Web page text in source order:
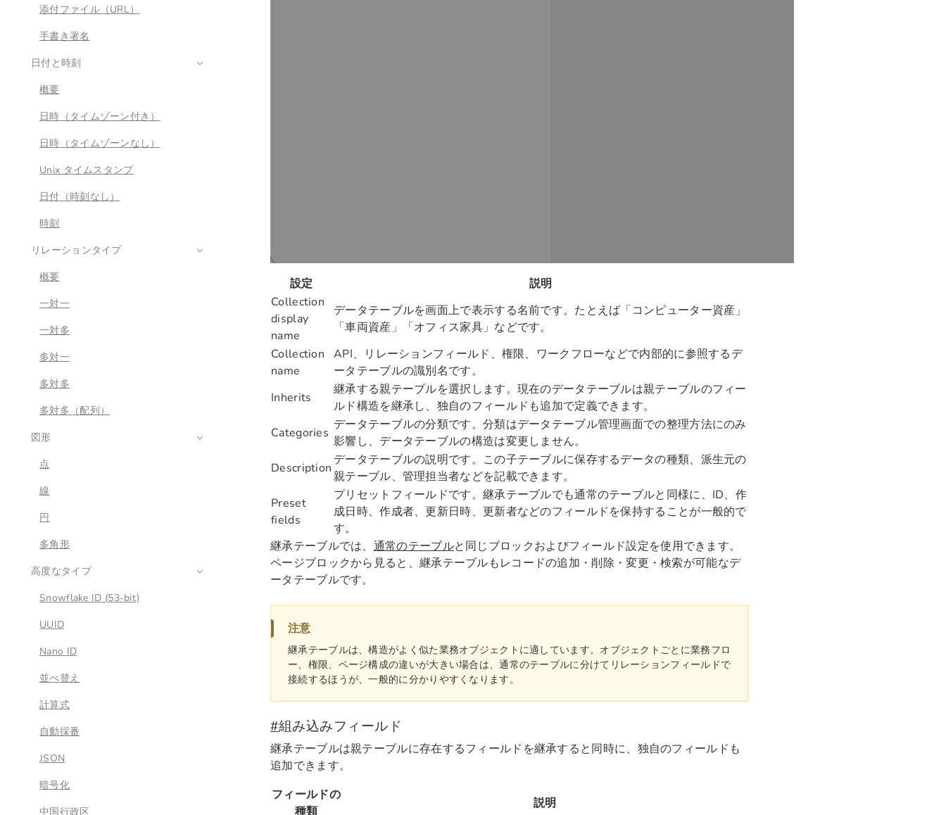
添付ファイル（URL）
手書き署名
日付と時刻
概要
日時（タイムゾーン付き）
日時（タイムゾーンなし）
Unix タイムスタンプ
日付（時刻なし）
時刻
リレーションタイプ
概要
一対一
一対多
多対一
多対多
多対多（配列）
図形
点
線
円
多角形
高度なタイプ
Snowflake ID (53-bit)
UUID
Nano ID
並べ替え
計算式
自動採番
JSON
暗号化
中国行政区
設定
説明
Collection
display
name
データテーブルを画面上で表示する名前です。たとえば「コンピューター資産」
「車両資産」「オフィス家具」などです。
Collection
name
API、リレーションフィールド、権限、ワークフローなどで内部的に参照するデ
ータテーブルの識別名です。
Inherits
継承する親テーブルを選択します。現在のデータテーブルは親テーブルのフィー
ルド構造を継承し、独自のフィールドも追加で定義できます。
Categories
データテーブルの分類です。分類はデータテーブル管理画面での整理方法にのみ
影響し、データテーブルの構造は変更しません。
Description
データテーブルの説明です。この子テーブルに保存するデータの種類、派生元の
親テーブル、管理担当者などを記載できます。
Preset
fields
プリセットフィールドです。継承テーブルでも通常のテーブルと同様に、ID、作
成日時、作成者、更新日時、更新者などのフィールドを保持することが一般的で
す。
継承テーブルでは、 通常のテーブルと同じブロックおよびフィールド設定を使用できます。
ページブロックから見ると、継承テーブルもレコードの追加・削除・変更・検索が可能なデ
ータテーブルです。
注意
継承テーブルは、構造がよく似た業務オブジェクトに適しています。オブジェクトごとに業務フロ
ー、権限、ページ構成の違いが大きい場合は、通常のテーブルに分けてリレーションフィールドで
接続するほうが、一般的に分かりやすくなります。
#組み込みフィールド
継承テーブルは親テーブルに存在するフィールドを継承すると同時に、独自のフィールドも
追加できます。
フィールドの
種類
説明